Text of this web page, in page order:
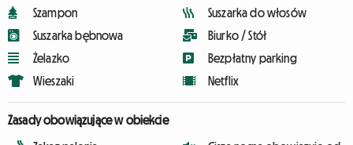
Szampon
Suszarka bębnowa
Żelazko
Wieszaki
Suszarka do włosów
Biurko / Stół
Bezpłatny parking
Netflix
Zasady obowiązujące w obiekcie